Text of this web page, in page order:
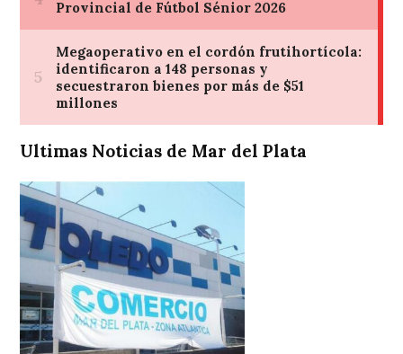
Ultimas Noticias de Mar del Plata